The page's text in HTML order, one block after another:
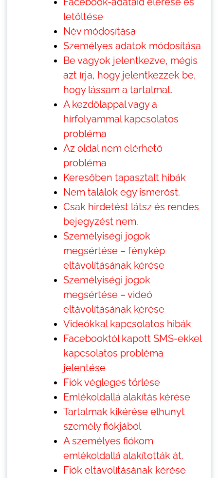
letöltése
Név módosítása
Személyes adatok módosítása
Be vagyok jelentkezve, mégis
azt írja, hogy jelentkezzek be,
hogy lássam a tartalmat.
A kezdőlappal vagy a
hírfolyammal kapcsolatos
probléma
Az oldal nem elérhető
probléma
Keresőben tapasztalt hibák
Nem találok egy ismerőst.
Csak hirdetést látsz és rendes
bejegyzést nem.
Személyiségi jogok
megsértése – fénykép
eltávolításának kérése
Személyiségi jogok
megsértése – videó
eltávolításának kérése
Videókkal kapcsolatos hibák
Facebooktól kapott SMS-ekkel
kapcsolatos probléma
jelentése
Fiók végleges törlése
Emlékoldallá alakítás kérése
Tartalmak kikérése elhunyt
személy fiókjából
A személyes fiókom
emlékoldallá alakították át.
Fiók eltávolításának kérése